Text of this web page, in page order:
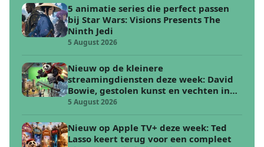
5 animatie series die perfect passen
bij Star Wars: Visions Presents The
Ninth Jedi
5 August 2026
Nieuw op de kleinere
streamingdiensten deze week: David
Bowie, gestolen kunst en vechten in
de woestijn
5 August 2026
Nieuw op Apple TV+ deze week: Ted
Lasso keert terug voor een compleet